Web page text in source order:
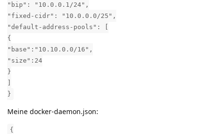
"bip": "10.0.0.1/24",
"fixed-cidr": "10.0.0.0/25",
"default-address-pools": [
{
"base":"10.10.0.0/16",
"size":24
}
]
}
Meine docker-daemon.json:
{